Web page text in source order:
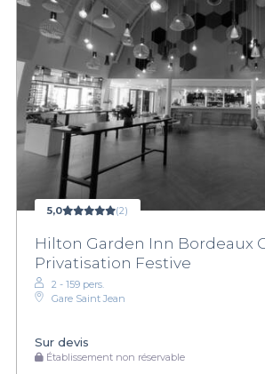
5,0 (2)
Hilton Garden Inn Bordeaux
Privatisation Festive
2 - 159 pers.
Gare Saint Jean
Sur devis
Établissement non réservable